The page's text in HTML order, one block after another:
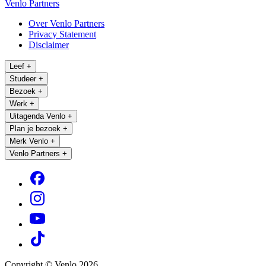
Venlo Partners
Over Venlo Partners
Privacy Statement
Disclaimer
Leef +
Studeer +
Bezoek +
Werk +
Uitagenda Venlo +
Plan je bezoek +
Merk Venlo +
Venlo Partners +